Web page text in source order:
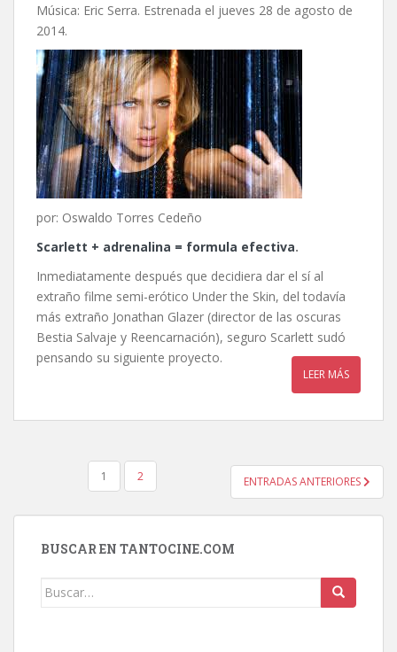
Música: Eric Serra. Estrenada el jueves 28 de agosto de
2014.
por: Oswaldo Torres Cedeño
Scarlett + adrenalina = formula efectiva.
Inmediatamente después que decidiera dar el sí al
extraño filme semi-erótico Under the Skin, del todavía
más extraño Jonathan Glazer (director de las oscuras
Bestia Salvaje y Reencarnación), seguro Scarlett sudó
pensando su siguiente proyecto.
LEER MÁS
PAGINACIÓN
ENTRADAS
1 2 ENTRADAS ANTERIORES
BUSCAR EN TANTOCINE.COM
Buscar: